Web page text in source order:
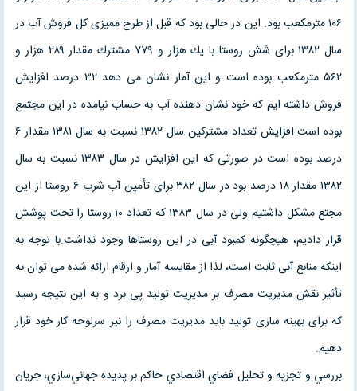
۱۰۶ مترمكعب بود. این در حالی بود كه قبل از طرح ممیزی كل فروش آب در
سال ۱۳۸۲ برای شش روستا با یك هزار و ۷۷۹ مشترك مقدار ۲۸۹ هزار و
۵۶۲ مترمكعب بوده است و این آمار نشان می دهد ۳۲ درصد افزایش
فروش داشته ایم كه خود نشان دهنده آب به حساب نیامده در این مجتمع
بوده است.افزایش تعداد مشتركین سال ۱۳۸۲ نسبت به سال ۱۳۸۱ مقدار ۶
درصد بوده است در صورتی كه این افزایش در سال ۱۳۸۳ نسبت به سال
۱۳۸۲ مقدار ۱۸ درصد بود در سال ۳۸۲ برای تأمین آب شرب ۶ روستا از این
مجتع مشكل داشتیم ولی در سال ۱۳۸۳ كه تعداد ۱۰ روستا را تحت پوشش
قرار دادیم، هیچگونه كمبود آبی در این روستاها وجود نداشت.با توجه به
اینكه منابع آبی ثابت است، لذا از مقایسه آمار و ارقام ارائه شده می توان به
تأثیر نقش مدیریت مصرف بر مدیریت تولید پی برد و به این نتیجه رسید
كه برای بهینه سازی تولید باید مدیریت مصرف را نیز سرلوحه كار خود قرار
دهیم.
بررسي و تجزيه و تحليل فضاي اقتصادي حاكم بر پديده جهاني‌سازي، جريان